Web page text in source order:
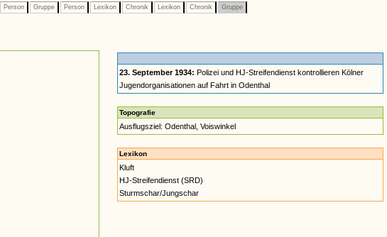
Person Gruppe Person Lexikon Chronik Lexikon Chronik Gruppe
23. September 1934: Polizei und HJ-Streifendienst kontrollieren Kölner
Jugendorganisationen auf Fahrt in Odenthal
Topografie
Ausflugsziel: Odenthal, Voiswinkel
Lexikon
Kluft
HJ-Streifendienst (SRD)
Sturmschar/Jungschar